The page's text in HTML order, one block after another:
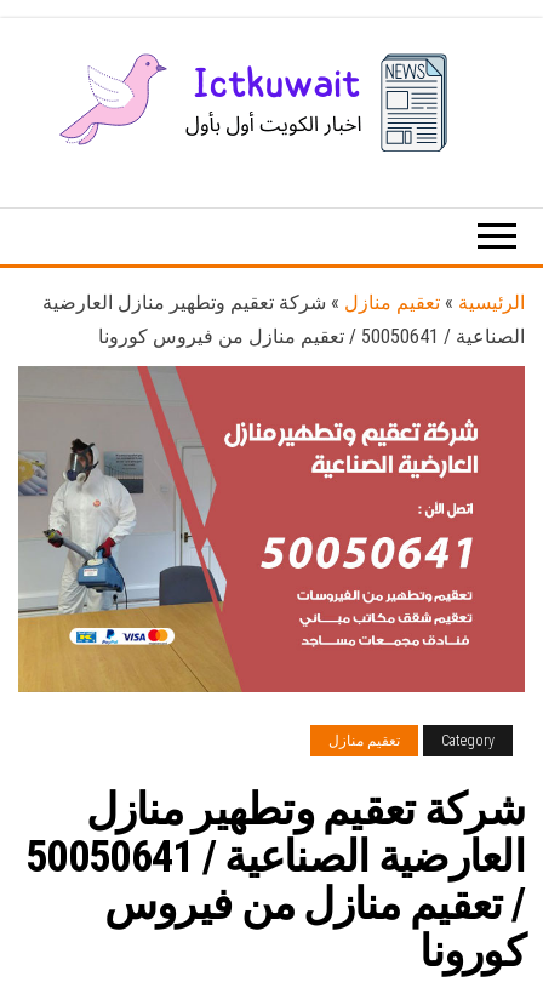
الكويت
الرئيسية » تعقيم منازل » شركة تعقيم وتطهير منازل العارضية
الصناعية / 50050641 / تعقيم منازل من فيروس كورونا
Category تعقيم منازل
شركة تعقيم وتطهير منازل
العارضية الصناعية / 50050641
/ تعقيم منازل من فيروس
كورونا